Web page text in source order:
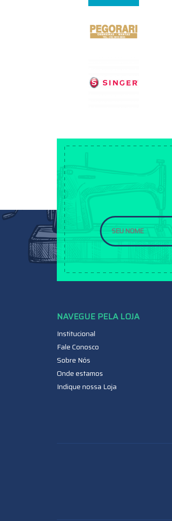
Institucional
Fale Conosco
Sobre Nós
Onde estamos
Indique nossa Loja